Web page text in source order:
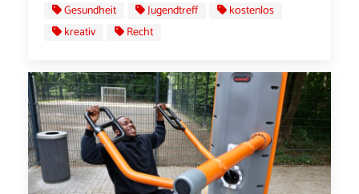
Gesundheit
Jugendtreff
kostenlos
kreativ
Recht